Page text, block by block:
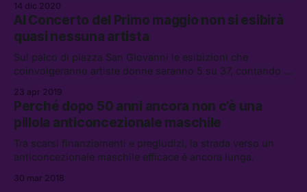
di violenza, con l’idea di trasformarlo nel primo “bene
comune transfemminista” di Roma.
14 dic 2020
Al Concerto del Primo maggio non si esibirà
quasi nessuna artista
Sul palco di piazza San Giovanni le esibizioni che
coinvolgeranno artiste donne saranno 5 su 37, contando le
23 apr 2019
Perché dopo 50 anni ancora non c’è una
pillola anticoncezionale maschile
Tra scarsi finanziamenti e pregiudizi, la strada verso un
anticoncezionale maschile efficace è ancora lunga.
30 mar 2018